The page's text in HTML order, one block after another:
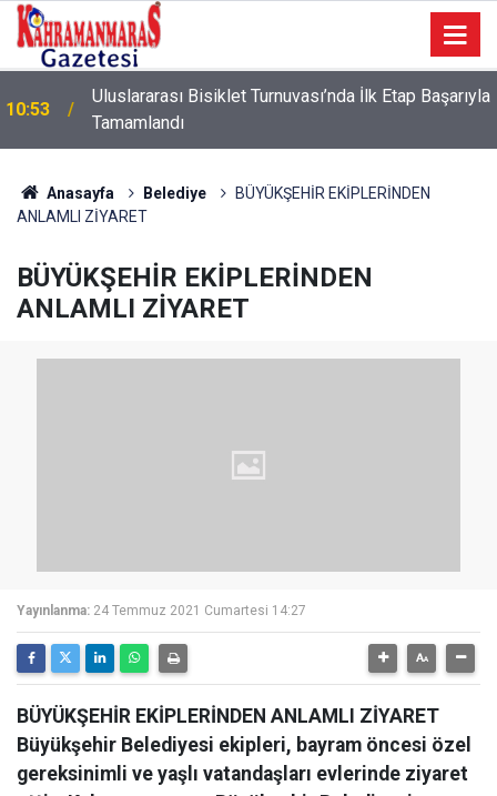
10:53
Uluslararası Bisiklet Turnuvası’nda İlk Etap Başarıyla
Tamamlandı
10:09
Sonumuz Yakın mı?
Anasayfa Belediye
BÜYÜKŞEHİR EKİPLERİNDEN
ANLAMLI ZİYARET
BÜYÜKŞEHİR EKİPLERİNDEN
ANLAMLI ZİYARET
Yayınlanma: 24 Temmuz 2021 Cumartesi 14:27
BÜYÜKŞEHİR EKİPLERİNDEN ANLAMLI ZİYARET
Büyükşehir Belediyesi ekipleri, bayram öncesi özel
gereksinimli ve yaşlı vatandaşları evlerinde ziyaret